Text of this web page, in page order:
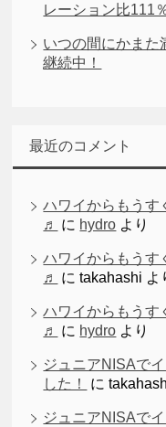
レーション比111
いつの間にかまた
継続中！
最近のコメント
ハワイからもうす
♬
に hydro より
ハワイからもうす
♬
にtakahashi よ
ハワイからもうす
♬
に hydro より
ジュニアNISAで
した！
に
ジュニアNISAで